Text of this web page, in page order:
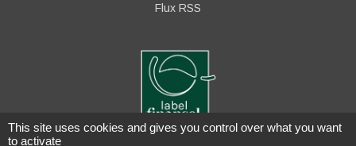
Flux RSS
This site uses cookies and gives you control over what you want
to activate